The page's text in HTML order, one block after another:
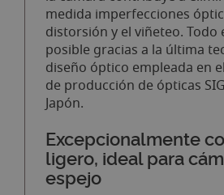
medida imperfecciones
distorsión y el viñeteo. Todo
posible gracias a la última
diseño óptico empleada en
de producción de ópticas
Japón.
Excepcionalmente
ligero, ideal para
espejo